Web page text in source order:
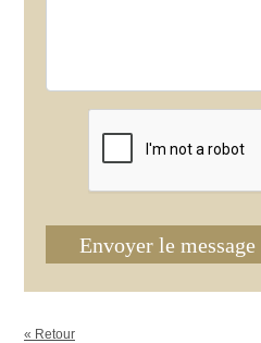
Envoyer le message
« Retour